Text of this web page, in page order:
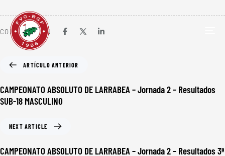
COMPARTIR EN
ARTÍCULO ANTERIOR
CAMPEONATO ABSOLUTO DE LARRABEA – Jornada 2 – Resultados
SUB-18 MASCULINO
NEXT ARTICLE
CAMPEONATO ABSOLUTO DE LARRABEA – Jornada 2 – Resultados 3ª